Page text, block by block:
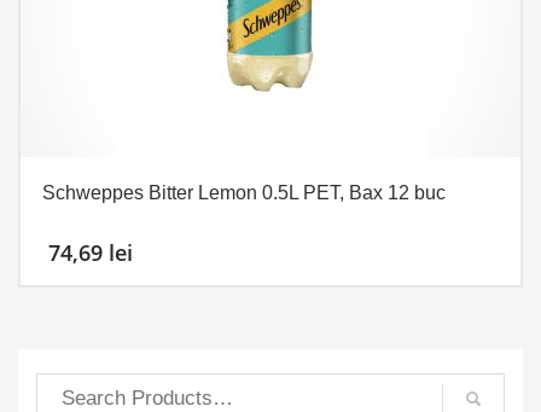
Schweppes Bitter Lemon 0.5L PET, Bax 12 buc
74,69 lei